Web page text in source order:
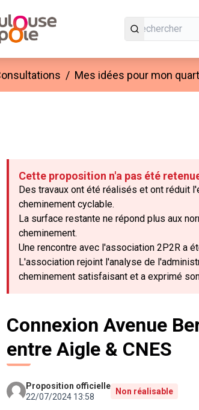
principal / Mes idées pour mon
Cette proposition n'a pas été
Des travaux ont été réalisés et ont réduit
cheminement cyclable.
La surface restante ne répond plus aux
cheminement.
Une rencontre avec l'association 2P2R a
L'association rejoint l'analyse de
cheminement satisfaisant et a exprimé
Connexion Avenue
entre Aigle & CNES
Proposition officielle
22/07/2024 13:58
Non réalisable